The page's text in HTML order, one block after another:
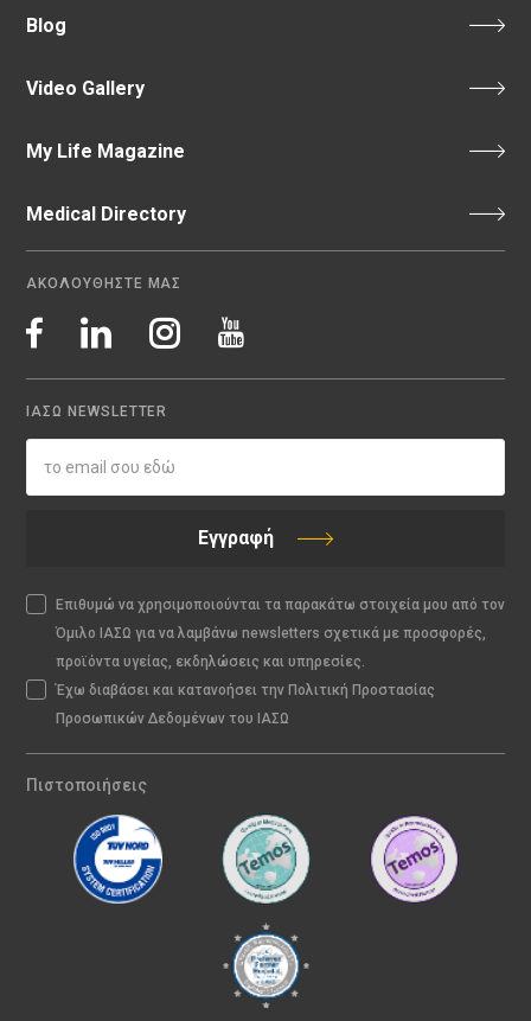
Blog
Video Gallery
My Life Magazine
Medical Directory
ΑΚΟΛΟΥΘΗΣΤΕ ΜΑΣ
ΙΑΣΩ NEWSLETTER
Εγγραφή
Επιθυμώ να χρησιμοποιούνται τα παρακάτω στοιχεία μου από τον
Όμιλο ΙΑΣΩ για να λαμβάνω newsletters σχετικά με προσφορές,
προϊόντα υγείας, εκδηλώσεις και υπηρεσίες.
Έχω διαβάσει και κατανοήσει την Πολιτική Προστασίας
Προσωπικών Δεδομένων του ΙΑΣΩ
Πιστοποιήσεις